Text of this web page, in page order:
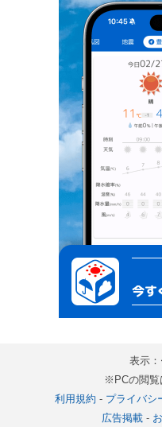
表示：
※PCの閲覧
利用規約 - プライバシ
広告掲載-